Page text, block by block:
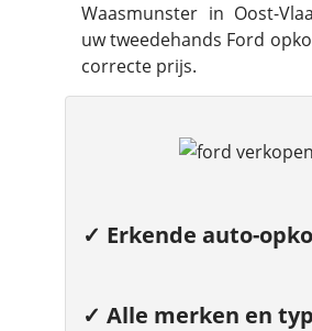
Waasmunster in Oost-
uw tweedehands Ford
correcte prijs.
✓ Erkende auto-
✓ Alle merken en